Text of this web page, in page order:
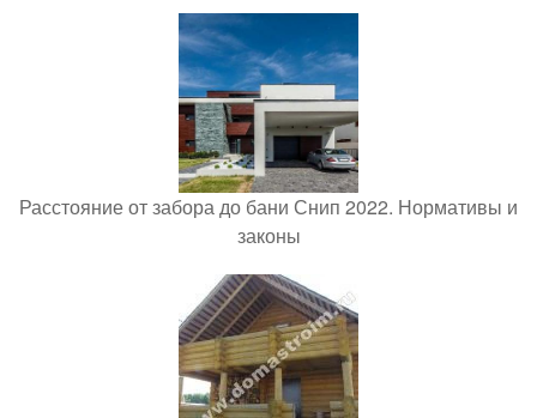
Расстояние от забора до бани Снип 2022. Нормативы и
законы